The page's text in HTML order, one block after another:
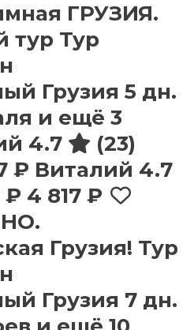
ГРУЗИЯ.
Тур
Грузия 5 дн.
и ещё 3
4.7
(23)
₽ Виталий 4.7
₽ 4 817 ₽
Грузия! Тур
Грузия 7 дн.